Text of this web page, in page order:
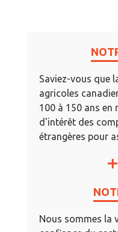
Saviez-vous que
agricoles
100 à 150 ans en
d'intérêt des
étrangères pour
Nous sommes la